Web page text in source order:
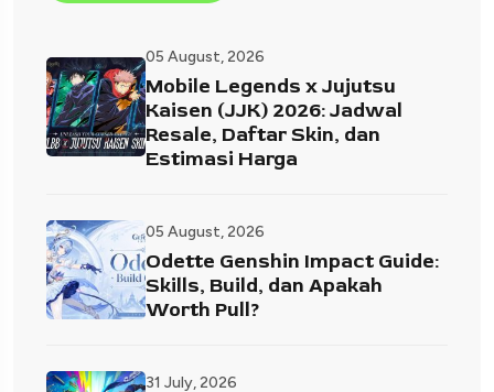
05 August, 2026
Mobile Legends x Jujutsu
Kaisen (JJK) 2026: Jadwal
Resale, Daftar Skin, dan
Estimasi Harga
05 August, 2026
Odette Genshin Impact Guide:
Skills, Build, dan Apakah
Worth Pull?
31 July, 2026